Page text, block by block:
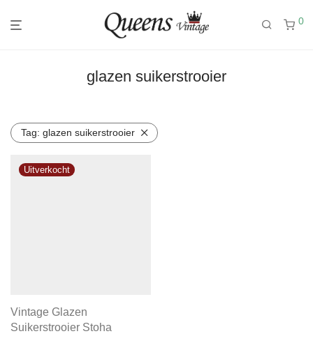
0
glazen suikerstrooier
Tag: glazen suikerstrooier
Vintage Glazen
Suikerstrooier Stoha